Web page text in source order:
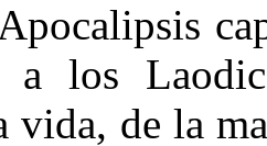
a los
vida, de la